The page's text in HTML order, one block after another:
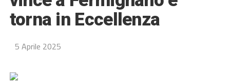
torna in Eccellenza
5 Aprile 2025